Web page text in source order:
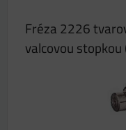
Fréza 2226
valcovou stopkou